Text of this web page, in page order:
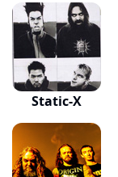
Static-X